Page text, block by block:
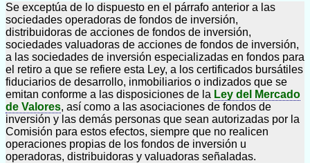
Se exceptúa de lo dispuesto en el párrafo anterior a las
sociedades operadoras de fondos de inversión,
distribuidoras de acciones de fondos de inversión,
sociedades valuadoras de acciones de fondos de inversión,
a las sociedades de inversión especializadas en fondos para
el retiro a que se refiere esta Ley, a los certificados bursátiles
fiduciarios de desarrollo, inmobiliarios o indizados que se
emitan conforme a las disposiciones de la Ley del Mercado
de Valores, así como a las asociaciones de fondos de
inversión y las demás personas que sean autorizadas por la
Comisión para estos efectos, siempre que no realicen
operaciones propias de los fondos de inversión u
operadoras, distribuidoras y valuadoras señaladas.